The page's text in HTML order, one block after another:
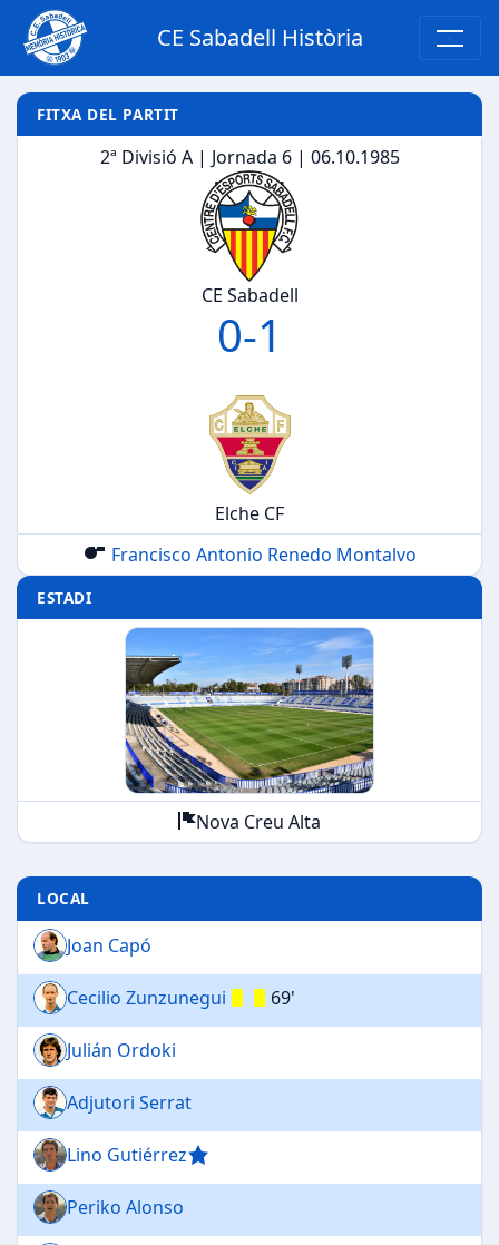
CE Sabadell Història
FITXA DEL PARTIT
2ª Divisió A | Jornada 6 | 06.10.1985
CE Sabadell
0-1
Elche CF
Francisco Antonio Renedo Montalvo
ESTADI
Nova Creu Alta
LOCAL
Joan Capó
Cecilio Zunzunegui 69'
Julián Ordoki
Adjutori Serrat
Lino Gutiérrez
Periko Alonso